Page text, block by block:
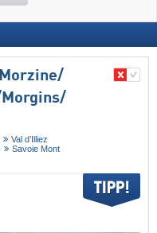
Val d’Illiez
Savoie Mont